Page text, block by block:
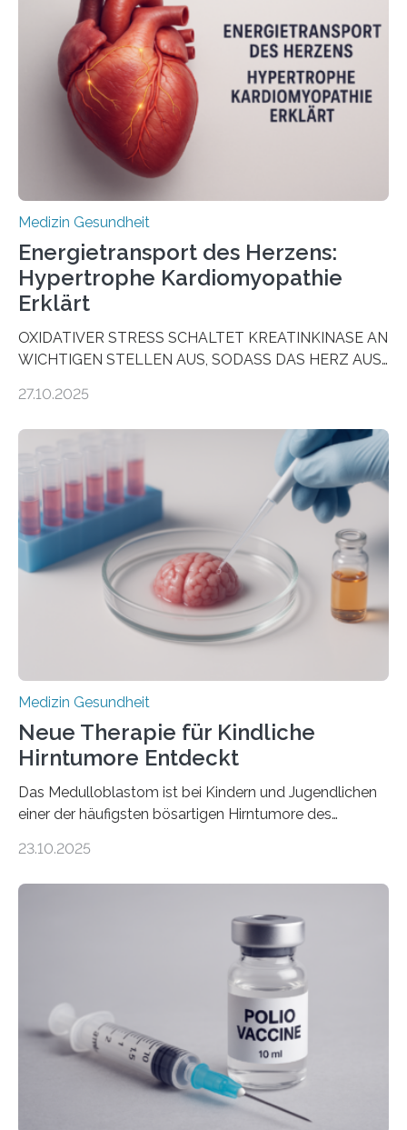
sogenannte Organoide – genutzt werden können, um
vorab zu prüfen, welche Medikamente am besten
wirken. Dabei wurde ein Eiweiß identifiziert, das künftig
als Biomarker für die Wahl der passenden Therapie
dienen könnte. Darmkrebs zählt weltweit zu den
häufigsten Krebsarten und stellt…
Medizin Gesundheit
Energietransport des Herzens:
Hypertrophe Kardiomyopathie
Erklärt
OXIDATIVER STRESS SCHALTET KREATINKINASE AN
WICHTIGEN STELLEN AUS, SODASS DAS HERZ AUS
aus dem Deutschen Zentrum für Herzinsuffizienz
im Journal Circulation, warum der Energietransport bei
der Hypertrophen Kardiomyopathie (HCM) versagen
kann und wie sich durch eine Verringerung der
Herzbelastung und des oxidativen Stresses
Rhythmusstörungen reduzieren lassen. Würzburg. Die
hypertrophe Kardiomyopathie (HCM) ist die häufigste
erblich bedingte Herzerkrankung. Sie führt dazu, dass
sich die linke Herzkammer verdickt, der Herzmuskel zu
stark kontrahiert…
27.10.2025
Medizin Gesundheit
Neue Therapie für Kindliche
Hirntumore Entdeckt
Das Medulloblastom ist bei Kindern und Jugendlichen
einer der häufigsten bösartigen Hirntumore des
Betroffenen können mit heutigen Methoden geheilt
Dringend benötigt werden zielgerichtete Therapien, die
nur Tumorschwachstellen angreifen und normales
Gewebe verschonen. Forschende um Daniel Merk vom
Hertie-Institut für klinische Hirnforschung am
Universitätsklinikum Tübingen haben eine solche
Schwachstelle im Erbgut einer Untergruppe des
Medulloblastoms gefunden. Die Wilhelm Sander-
Stiftung unterstützte das Projekt…
23.10.2025